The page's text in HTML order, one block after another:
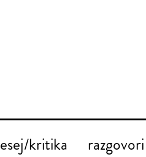
esej/kritika razgovori